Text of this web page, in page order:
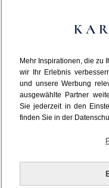
Mehr Inspirationen, die zu
wir Ihr Erlebnis
und unsere Werbung
ausgewählte Partner
Sie jederzeit in den
finden Sie in der
Da ist
Leider ist ein
Bitte